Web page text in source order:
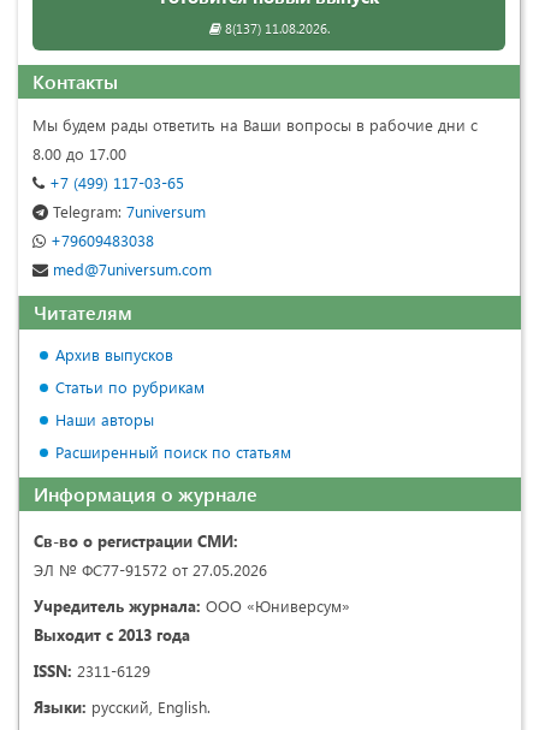
8(137) 11.08.2026.
Контакты
Мы будем рады ответить на Ваши вопросы в рабочие дни с
8.00 до 17.00
+7 (499) 117-03-65
Telegram: 7universum
+79609483038
med@7universum.com
Читателям
Архив выпусков
Статьи по рубрикам
Наши авторы
Расширенный поиск по статьям
Информация о журнале
Св-во о регистрации СМИ:
ЭЛ № ФС77-91572 от 27.05.2026
Учредитель журнала: ООО «Юниверсум»
Выходит с 2013 года
ISSN: 2311-6129
Языки: русский, English.